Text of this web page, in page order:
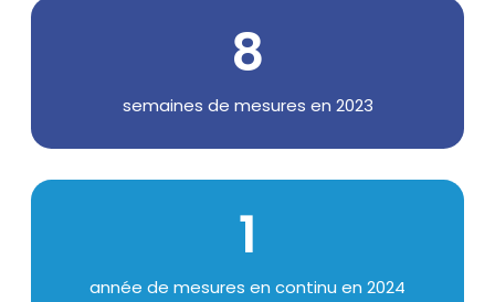
8
semaines de mesures en 2023
1
Texteannée de mesures en continu en 2024